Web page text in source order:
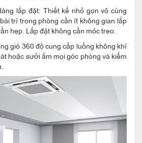
lắp đặt: Thiết kế nhỏ gọn vô cùng
trí trong phòng cần ít không gian lắp
hẹp. Lắp đặt không cần móc treo.
gió 360 độ cung cấp luồng không khí
hoặc sưởi ấm mọi góc phòng và kiểm